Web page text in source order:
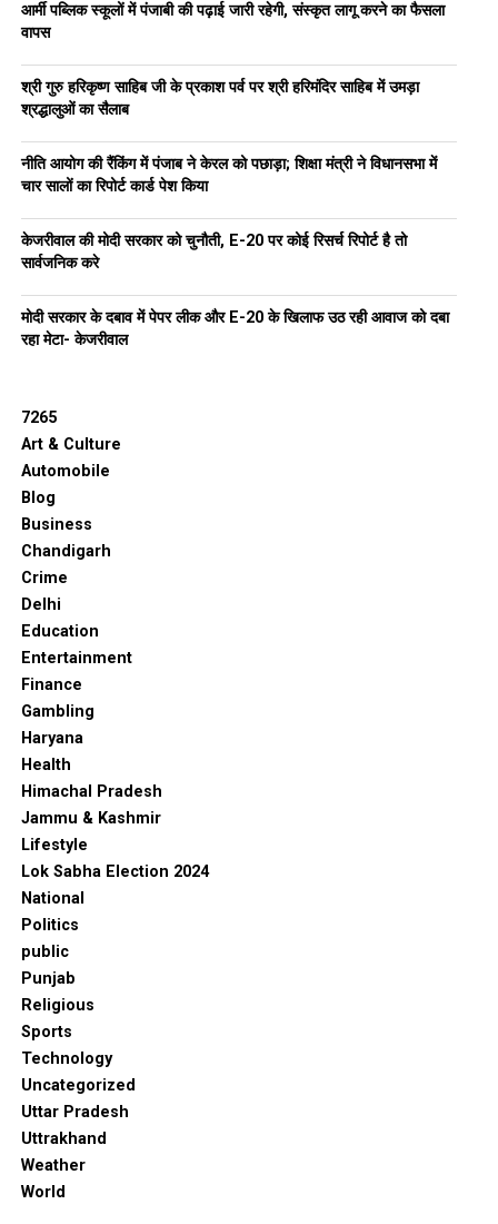
आर्मी पब्लिक स्कूलों में पंजाबी की पढ़ाई जारी रहेगी, संस्कृत लागू करने का फैसला
वापस
श्री गुरु हरिकृष्ण साहिब जी के प्रकाश पर्व पर श्री हरिमंदिर साहिब में उमड़ा
श्रद्धालुओं का सैलाब
नीति आयोग की रैंकिंग में पंजाब ने केरल को पछाड़ा; शिक्षा मंत्री ने विधानसभा में
चार सालों का रिपोर्ट कार्ड पेश किया
केजरीवाल की मोदी सरकार को चुनौती, E-20 पर कोई रिसर्च रिपोर्ट है तो
सार्वजनिक करे
मोदी सरकार के दबाव में पेपर लीक और E-20 के खिलाफ उठ रही आवाज को दबा
रहा मेटा- केजरीवाल
7265
Art & Culture
Automobile
Blog
Business
Chandigarh
Crime
Delhi
Education
Entertainment
Finance
Gambling
Haryana
Health
Himachal Pradesh
Jammu & Kashmir
Lifestyle
Lok Sabha Election 2024
National
Politics
public
Punjab
Religious
Sports
Technology
Uncategorized
Uttar Pradesh
Uttrakhand
Weather
World